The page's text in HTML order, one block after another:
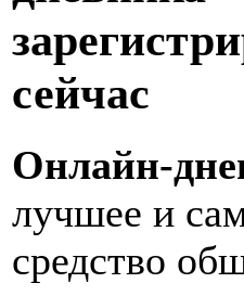
сейчас
Онлайн-
лучшее и
средство